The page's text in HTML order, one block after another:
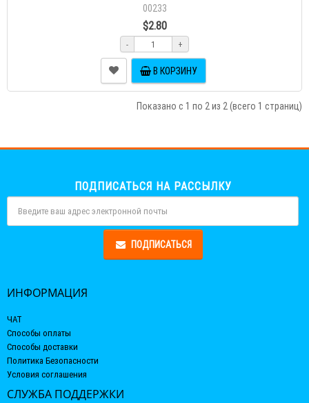
00233
$2.80
- +
В КОРЗИНУ
Показано с 1 по 2 из 2 (всего 1 страниц)
ПОДПИСАТЬСЯ НА РАССЫЛКУ
ПОДПИСАТЬСЯ
ИНФОРМАЦИЯ
ЧАТ
Способы оплаты
Способы доставки
Политика Безопасности
Условия соглашения
СЛУЖБА ПОДДЕРЖКИ